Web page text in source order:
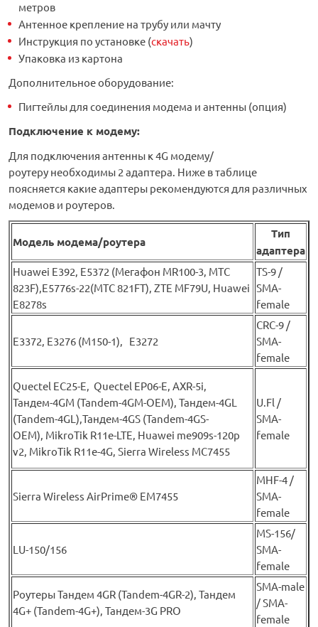
метров
Антенное крепление на трубу или мачту
Инструкция по установке (скачать)
Упаковка из картона
Дополнительное оборудование:
Пигтейлы для соединения модема и антенны (опция)
Подключение к модему:
Для подключения антенны к 4G модему/
роутеру необходимы 2 адаптера. Ниже в таблице
поясняется какие адаптеры рекомендуются для различных
модемов и роутеров.
Модель модема/роутера
Тип
адаптера
Huawei Е392, E5372 (Мегафон MR100-3, МТС
823F),E5776s-22(МТС 821FT), ZTE MF79U, Huawei
E8278s
TS-9 /
SMA-
female
E3372, E3276 (М150-1), E3272
CRC-9 /
SMA-
female
Quectel EC25-E, Quectel EP06-E, AXR-5i,
Тандем-4GM (Tandem-4GM-OEM), Тандем-4GL
(Tandem-4GL),Тандем-4GS (Tandem-4GS-
OEM), MikroTik R11e-LTE, Huawei me909s-120p
v2, MikroTik R11e-4G, Sierra Wireless MC7455
U.Fl /
SMA-
female
Sierra Wireless AirPrime® EM7455
MHF-4 /
SMA-
female
LU-150/156
MS-156/
SMA-
female
Роутеры Тандем 4GR (Tandem-4GR-2), Тандем
4G+ (Tandem-4G+), Тандем-3G PRO
SMA-male
/ SMA-
female